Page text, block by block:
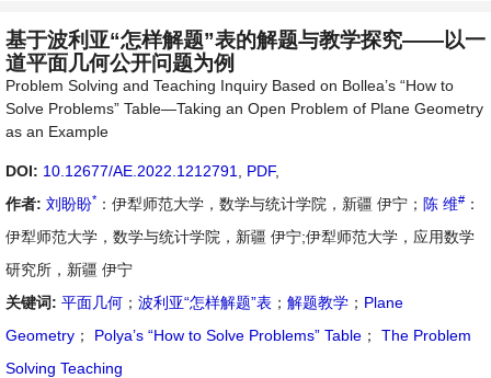
基于波利亚“怎样解题”表的解题与教学探究——以一
道平面几何公开问题为例
Problem Solving and Teaching Inquiry Based on Bollea’s “How to
Solve Problems” Table—Taking an Open Problem of Plane Geometry
as an Example
DOI: 10.12677/AE.2022.1212791 PDF,
作者: 刘盼盼* ：伊犁师范大学，数学与统计学院，新疆 伊宁； 陈 维# ：
伊犁师范大学，数学与统计学院，新疆 伊宁;伊犁师范大学，应用数学
研究所，新疆 伊宁
关键词: 平面几何 ； 波利亚“怎样解题”表 ； 解题教学 ； Plane
Geometry ； Polya’s “How to Solve Problems” Table ；
The Problem
Solving Teaching